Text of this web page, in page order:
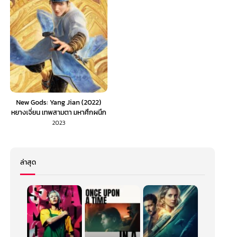
New Gods: Yang Jian (2022)
หยางเจี่ยน เทพสามตา มหาศึกผนึก
เขาบงกช (พากย์ไทย)
2023
ล่าสุด